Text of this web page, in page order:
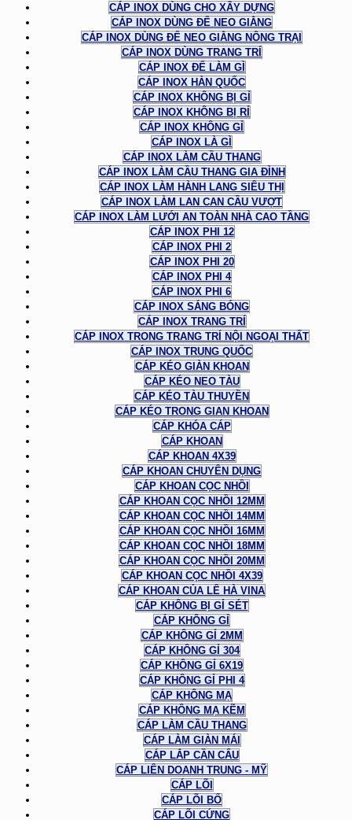
CÁP INOX DÙNG CHO XÂY DỰNG
CÁP INOX DÙNG ĐỂ NEO GIẰNG
CÁP INOX DÙNG ĐỂ NEO GIẰNG NÔNG TRẠI
CÁP INOX DÙNG TRANG TRÍ
CÁP INOX ĐỂ LÀM GÌ
CÁP INOX HÀN QUỐC
CÁP INOX KHÔNG BỊ GỈ
CÁP INOX KHÔNG BỊ RỈ
CÁP INOX KHÔNG GỈ
CÁP INOX LÀ GÌ
CÁP INOX LÀM CẦU THANG
CÁP INOX LÀM CẦU THANG GIA ĐÌNH
CÁP INOX LÀM HÀNH LANG SIÊU THỊ
CÁP INOX LÀM LAN CAN CẦU VƯỢT
CÁP INOX LÀM LƯỚI AN TOÀN NHÀ CAO TẦNG
CÁP INOX PHI 12
CÁP INOX PHI 2
CÁP INOX PHI 20
CÁP INOX PHI 4
CÁP INOX PHI 6
CÁP INOX SÁNG BÓNG
CÁP INOX TRANG TRÍ
CÁP INOX TRONG TRANG TRÍ NỘI NGOẠI THẤT
CÁP INOX TRUNG QUỐC
CÁP KÉO GIÀN KHOAN
CÁP KÉO NEO TÀU
CÁP KÉO TÀU THUYỀN
CÁP KÉO TRONG GIAN KHOAN
CÁP KHÓA CÁP
CÁP KHOAN
CÁP KHOAN 4X39
CÁP KHOAN CHUYÊN DỤNG
CÁP KHOAN CỌC NHỒI
CÁP KHOAN CỌC NHỒI 12MM
CÁP KHOAN CỌC NHỒI 14MM
CÁP KHOAN CỌC NHỒI 16MM
CÁP KHOAN CỌC NHỒI 18MM
CÁP KHOAN CỌC NHỒI 20MM
CÁP KHOAN CỌC NHỒI 4X39
CÁP KHOAN CỦA LÊ HÀ VINA
CÁP KHÔNG BỊ GỈ SÉT
CÁP KHÔNG GỈ
CÁP KHÔNG GỈ 2MM
CÁP KHÔNG GỈ 304
CÁP KHÔNG GỈ 6X19
CÁP KHÔNG GỈ PHI 4
CÁP KHÔNG MẠ
CÁP KHÔNG MẠ KẼM
CÁP LÀM CẦU THANG
CÁP LÀM GIÀN MÁI
CÁP LẮP CẦN CẨU
CÁP LIÊN DOANH TRUNG - MỸ
CÁP LÕI
CÁP LÕI BỐ
CÁP LÕI CỨNG